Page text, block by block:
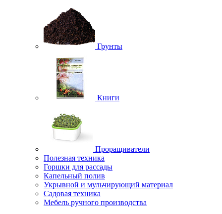
Грунты
Книги
Проращиватели
Полезная техника
Горшки для рассады
Капельный полив
Укрывной и мульчирующий материал
Садовая техника
Мебель ручного производства